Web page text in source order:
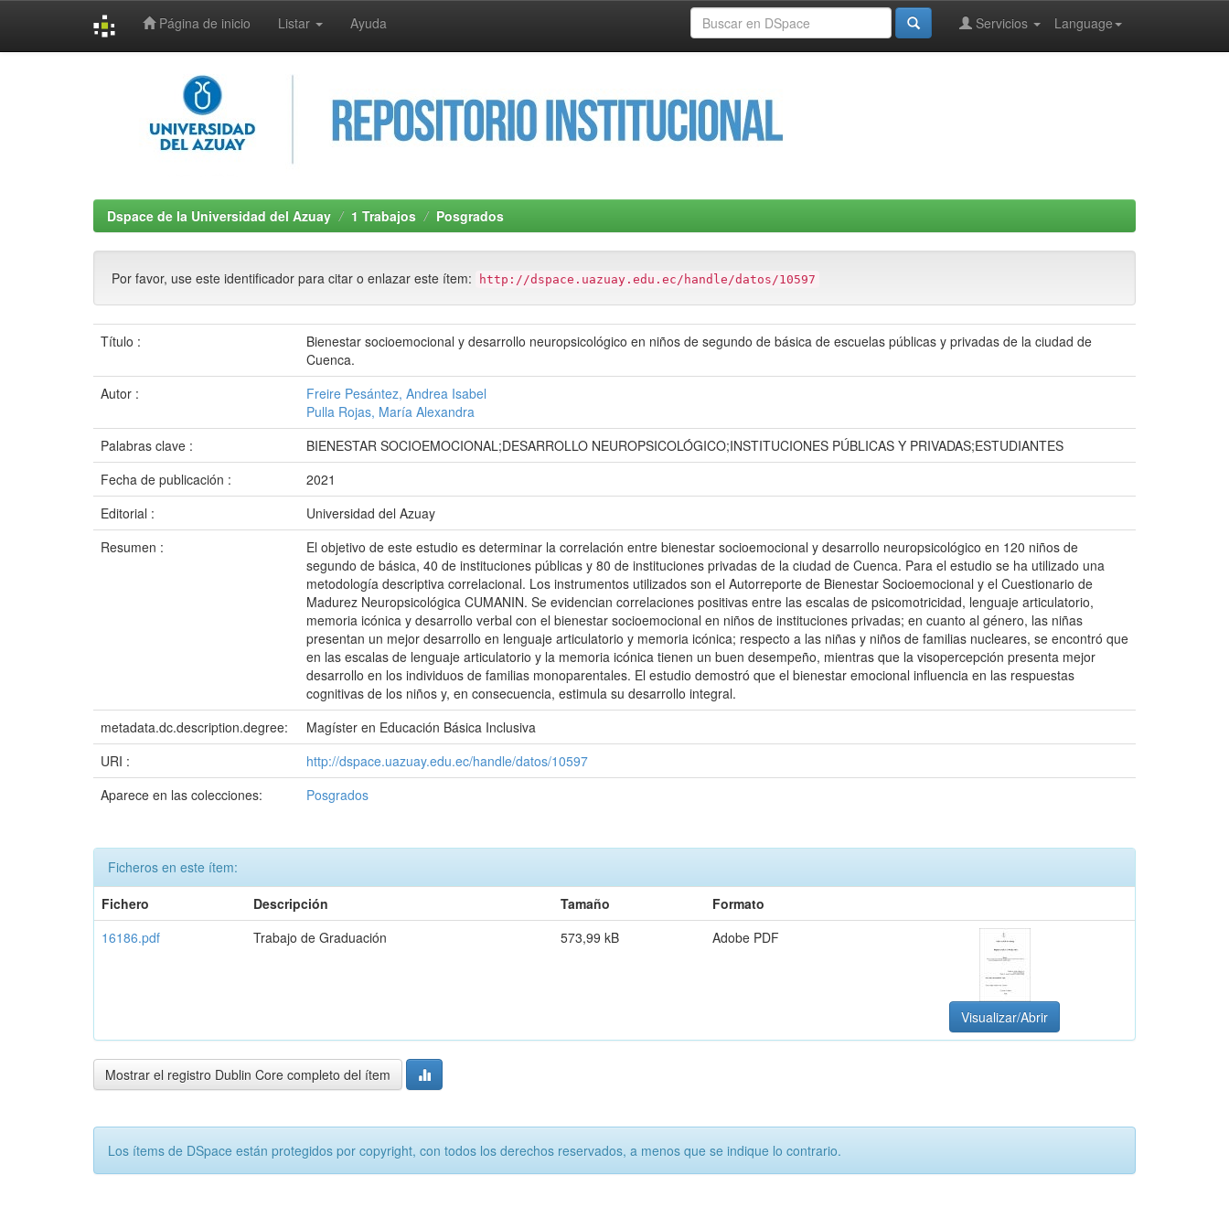
Página de inicio Listar Ayuda Language
Servicios
Dspace de la Universidad del Azuay 1 Trabajos Posgrados
Por favor, use este identificador para citar o enlazar este ítem: http://dspace.uazuay.edu.ec/handle/datos/10597
Título :
Bienestar socioemocional y desarrollo neuropsicológico en niños de segundo de básica de escuelas públicas y privadas de la ciudad de
Cuenca.
Autor :
Freire Pesántez, Andrea Isabel
Pulla Rojas, María Alexandra
Palabras clave :
BIENESTAR SOCIOEMOCIONAL;DESARROLLO NEUROPSICOLÓGICO;INSTITUCIONES PÚBLICAS Y PRIVADAS;ESTUDIANTES
Fecha de publicación :
2021
Editorial :
Universidad del Azuay
Resumen :
El objetivo de este estudio es determinar la correlación entre bienestar socioemocional y desarrollo neuropsicológico en 120 niños de
segundo de básica, 40 de instituciones públicas y 80 de instituciones privadas de la ciudad de Cuenca. Para el estudio se ha utilizado una
metodología descriptiva correlacional. Los instrumentos utilizados son el Autorreporte de Bienestar Socioemocional y el Cuestionario de
Madurez Neuropsicológica CUMANIN. Se evidencian correlaciones positivas entre las escalas de psicomotricidad, lenguaje articulatorio,
memoria icónica y desarrollo verbal con el bienestar socioemocional en niños de instituciones privadas; en cuanto al género, las niñas
presentan un mejor desarrollo en lenguaje articulatorio y memoria icónica; respecto a las niñas y niños de familias nucleares, se encontró que
en las escalas de lenguaje articulatorio y la memoria icónica tienen un buen desempeño, mientras que la visopercepción presenta mejor
desarrollo en los individuos de familias monoparentales. El estudio demostró que el bienestar emocional influencia en las respuestas
cognitivas de los niños y, en consecuencia, estimula su desarrollo integral.
metadata.dc.description.degree:
Magíster en Educación Básica Inclusiva
URI :
http://dspace.uazuay.edu.ec/handle/datos/10597
Aparece en las colecciones:
Posgrados
Ficheros en este ítem:
Fichero
Descripción Tamaño
Formato
16186.pdf
Trabajo de Graduación 573,99 kB Adobe PDF
Visualizar/Abrir
Mostrar el registro Dublin Core completo del ítem
Los ítems de DSpace están protegidos por copyright, con todos los derechos reservados, a menos que se indique lo contrario.